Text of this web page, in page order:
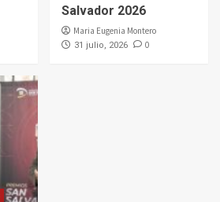
Salvador 2026
Maria Eugenia Montero
31 julio, 2026 0